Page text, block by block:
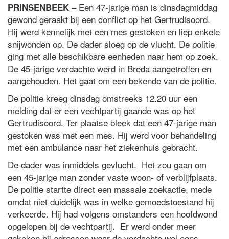
PRINSENBEEK – Een 47-jarige man is dinsdagmiddag
gewond geraakt bij een conflict op het Gertrudisoord.
Hij werd kennelijk met een mes gestoken en liep enkele
snijwonden op. De dader sloeg op de vlucht. De politie
ging met alle beschikbare eenheden naar hem op zoek.
De 45-jarige verdachte werd in Breda aangetroffen en
aangehouden. Het gaat om een bekende van de politie.
De politie kreeg dinsdag omstreeks 12.20 uur een
melding dat er een vechtpartij gaande was op het
Gertrudisoord. Ter plaatse bleek dat een 47-jarige man
gestoken was met een mes. Hij werd voor behandeling
met een ambulance naar het ziekenhuis gebracht.
De dader was inmiddels gevlucht. Het zou gaan om
een 45-jarige man zonder vaste woon- of verblijfplaats.
De politie startte direct een massale zoekactie, mede
omdat niet duidelijk was in welke gemoedstoestand hij
verkeerde. Hij had volgens omstanders een hoofdwond
opgelopen bij de vechtpartij. Er werd onder meer